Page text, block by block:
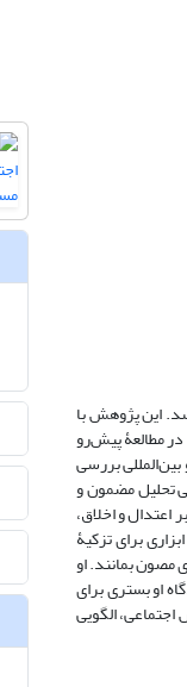
این پژوهش با
مطالعۀ پیش‌رو
منتشرشده (2002-2011) در رسانه‌های یمنی و بین‌المللی بررسی
سنجش اعتبار روایی تحلیل مضمون و
و اخلاق،
برای تزکیۀ
مصون بمانند. او
او بستری برای
الگویی